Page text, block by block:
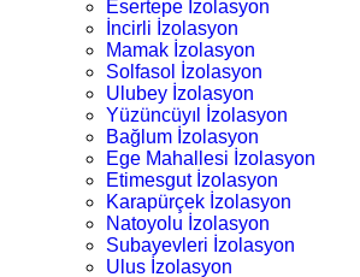
Esertepe İzolasyon
İncirli İzolasyon
Mamak İzolasyon
Solfasol İzolasyon
Ulubey İzolasyon
Yüzüncüyıl İzolasyon
Bağlum İzolasyon
Ege Mahallesi İzolasyon
Etimesgut İzolasyon
Karapürçek İzolasyon
Natoyolu İzolasyon
Subayevleri İzolasyon
Ulus İzolasyon